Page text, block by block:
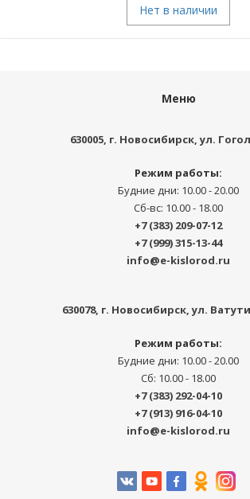
Нет в наличии
Меню
630005, г. Новосибирск,ул.
Режим работы:
Будние дни: 10.00 - 20.00
Сб-вс: 10.00 - 18.00
+7 (383) 209-07-12
+7 (999) 315-13-44
info@e-kislorod.ru
630078, г. Новосибирск,ул.
Режим работы:
Будние дни: 10.00 - 20.00
Сб: 10.00 - 18.00
+7 (383) 292-04-10
+7 (913) 916-04-10
info@e-kislorod.ru